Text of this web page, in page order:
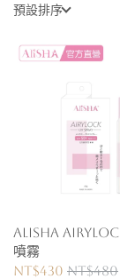
預設排序
AliSHA
噴霧
NT$430 NT$480